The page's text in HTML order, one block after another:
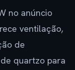
no anúncio
ventilação,
de
quartzo para